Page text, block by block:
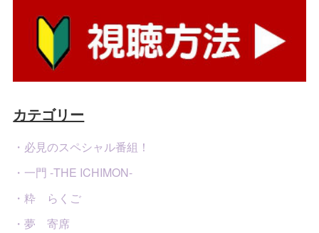
カテゴリー
・必見のスペシャル番組！
・一門 -THE ICHIMON-
・粋 らくご
・夢 寄席